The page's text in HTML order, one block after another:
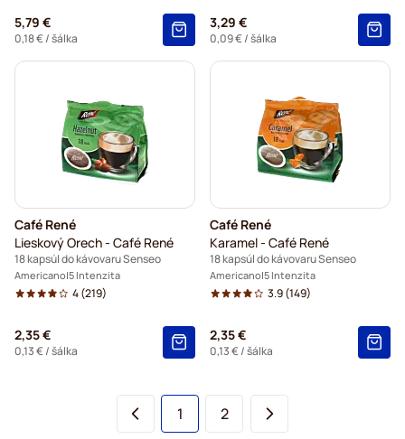
5,79 €
0,18 €/ šálka
3,29 €
0,09 €/ šálka
Café René
Lieskový Orech - Café René
18 kapsúl do kávovaru Senseo
Americano 5 Intenzita
4(219)
2,35 €
0,13 €/ šálka
Café René
Karamel - Café René
18 kapsúl do kávovaru Senseo
Americano 5 Intenzita
3.9(149)
2,35 €
0,13 €/ šálka
You're currently reading page
1 Page
2